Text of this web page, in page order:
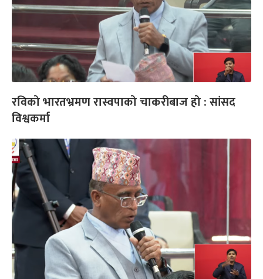
रविको भारतभ्रमण रास्वपाको चाकरीबाज हो : सांसद
विश्वकर्मा